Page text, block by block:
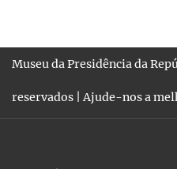
Museu da Presidência da
reservados |Ajude-nos a